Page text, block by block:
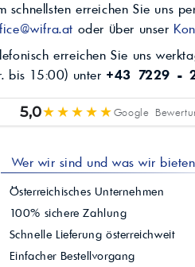
schnellsten erreichen Sie uns
oder über unser
erreichen Sie uns
bis 15:00) unter +43 7229 -
5,0★★★★★Google
Wer wir sind und was wir bieten
Österreichisches Unternehmen
100% sichere Zahlung
Schnelle Lieferung österreichweit
Einfacher Bestellvorgang